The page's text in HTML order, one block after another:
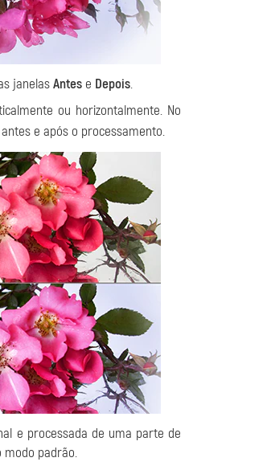
janelasAntes e Depois.
ou horizontalmente. No
e após o processamento.
e processada de uma parte de
modo padrão.